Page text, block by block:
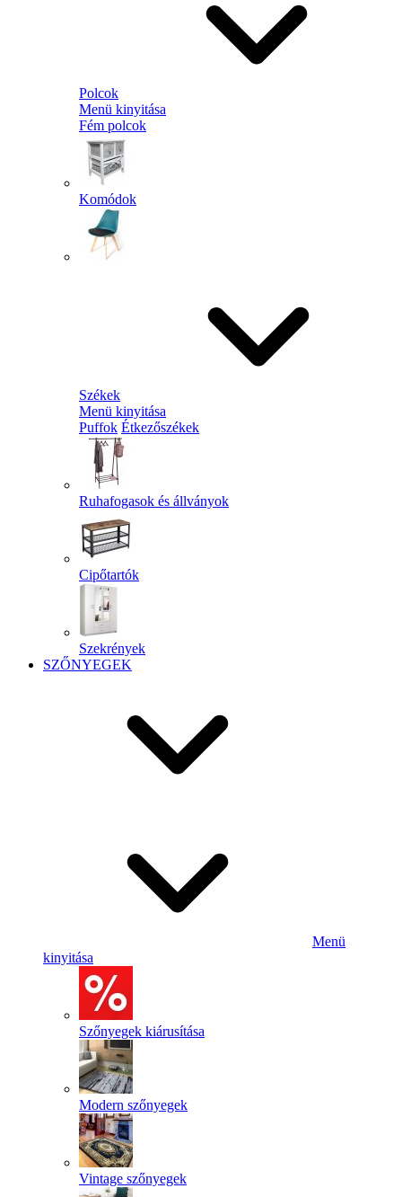
Polcok
Menü kinyitása
Fém polcok
Komódok
Székek
Menü kinyitása
Puffok Étkezőszékek
Ruhafogasok és állványok
Cipőtartók
Szekrények
SZŐNYEGEK
Menü
kinyitása
Szőnyegek kiárusítása
Modern szőnyegek
Vintage szőnyegek